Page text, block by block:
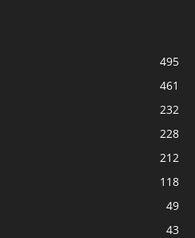
495
461
232
228
212
118
49
43